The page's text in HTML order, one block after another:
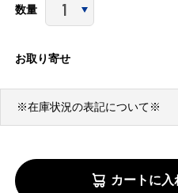
数量
お取り寄せ
※在庫状況の表記について※
カートに入